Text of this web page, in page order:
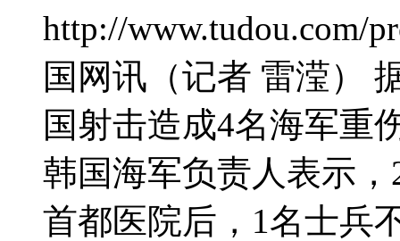
http://www.tudou.com/
国网讯（记者 雷滢）
国射击造成4名海军重
韩国海军负责人表示
首都医院后，1名士兵